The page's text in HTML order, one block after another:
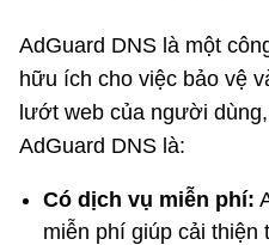
AdGuard DNS là một
hữu ích cho việc bảo vệ
lướt web của người
AdGuard DNS là:
Có dịch vụ miễn phí:
miễn phí giúp cải